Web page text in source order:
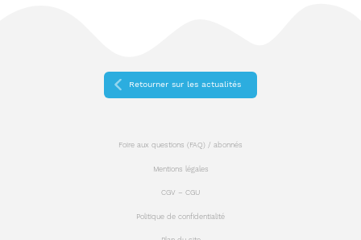
Retourner sur les actualités
Foire aux questions (FAQ) / abonnés
Mentions légales
CGV – CGU
Politique de confidentialité